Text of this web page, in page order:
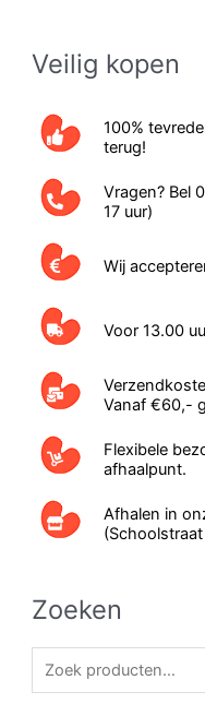
Veilig kopen
100%
terug!
Vragen? Bel
17 uur)
Wij
Voor 13.00
Vanaf €60,-
Flexibele
afhaalpunt.
Afhalen in
Zoeken
o